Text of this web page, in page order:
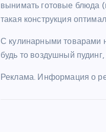
вынимать готовые блюда
такая конструкция
С кулинарными товарами
будь то воздушный
Реклама. Информация о